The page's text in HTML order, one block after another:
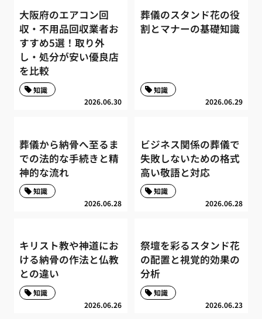
大阪府のエアコン回
収・不用品回収業者お
すすめ5選！取り外
し・処分が安い優良店
を比較
2026.06.30
知識
葬儀のスタンド花の役
割とマナーの基礎知識
2026.06.29
知識
葬儀から納骨へ至るま
での法的な手続きと精
神的な流れ
2026.06.28
知識
ビジネス関係の葬儀で
失敗しないための格式
高い敬語と対応
2026.06.28
知識
キリスト教や神道にお
ける納骨の作法と仏教
との違い
2026.06.26
知識
祭壇を彩るスタンド花
の配置と視覚的効果の
分析
2026.06.23
知識